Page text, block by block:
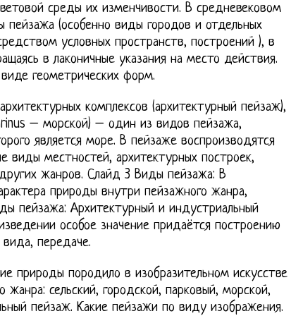
среды их изменчивости. В средневековом
пейзажа (особенно виды городов и отдельных
условных пространств, построений ), в
в лаконичные указания на место действия.
геометрических форм.
комплексов (архитектурный пейзаж),
– морской) – один из видов пейзажа,
является море. В пейзаже воспроизводятся
виды местностей, архитектурных построек,
жанров. Слайд 3 Виды пейзажа: В
природы внутри пейзажного жанра,
пейзажа: Архитектурный и индустриальный
особое значение придаётся построению
передаче.
природы породило в изобразительном искусстве
жанра: сельский, городской, парковый, морской,
пейзаж. Какие пейзажи по виду изображения.